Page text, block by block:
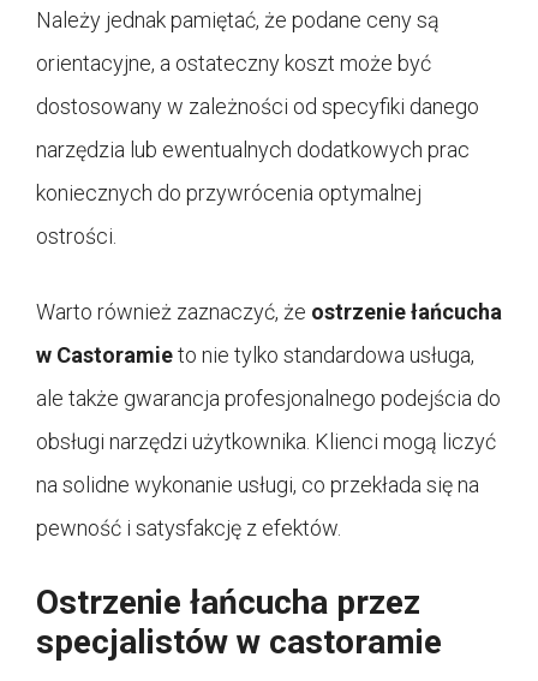
Należy jednak pamiętać, że podane ceny są
orientacyjne, a ostateczny koszt może być
dostosowany w zależności od specyfiki danego
narzędzia lub ewentualnych dodatkowych prac
koniecznych do przywrócenia optymalnej
ostrości.
Warto również zaznaczyć, że ostrzenie łańcucha
w Castoramieto nie tylko standardowa usługa,
ale także gwarancja profesjonalnego podejścia do
obsługi narzędzi użytkownika. Klienci mogą liczyć
na solidne wykonanie usługi, co przekłada się na
pewność i satysfakcję z efektów.
Ostrzenie łańcucha przez
specjalistów w castoramie